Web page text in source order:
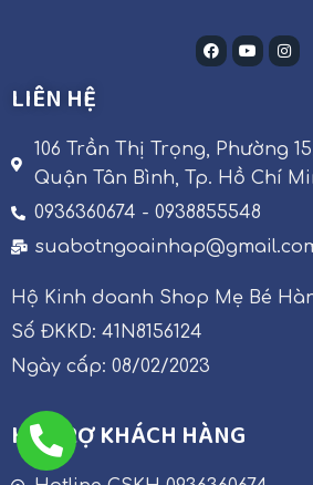
LIÊN HỆ
106 Trần Thị Trọng, Phường
Quận Tân Bình, Tp. Hồ Chí
0936360674 - 0938855548
Hộ Kinh doanh Shop Mẹ Bé
Số ĐKKD: 41N8156124
Ngày cấp: 08/02/2023
HỖ TRỢ KHÁCH HÀNG